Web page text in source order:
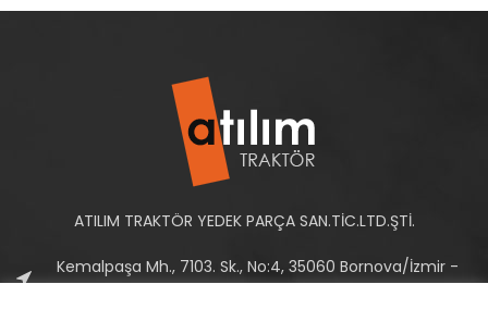
ATILIM TRAKTÖR YEDEK PARÇA SAN.TİC.LTD.ŞTİ.
Kemalpaşa Mh., 7103. Sk., No:4, 35060 Bornova/İzmir -